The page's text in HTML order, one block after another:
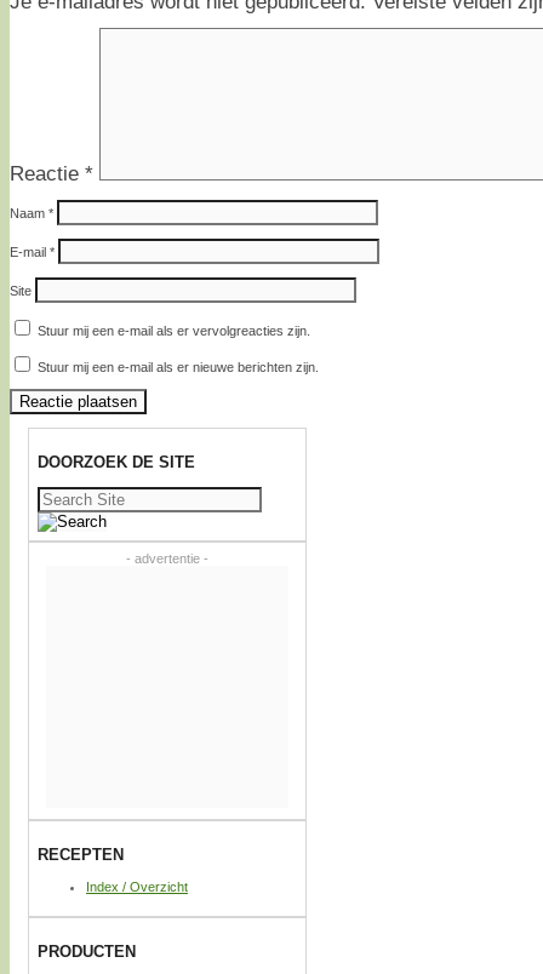
Reactie *
Naam *
E-mail *
Site
Stuur mij een e-mail als er vervolgreacties zijn.
Stuur mij een e-mail als er nieuwe berichten zijn.
DOORZOEK DE SITE
Zoeken
naar:
- advertentie -
RECEPTEN
Index / Overzicht
PRODUCTEN